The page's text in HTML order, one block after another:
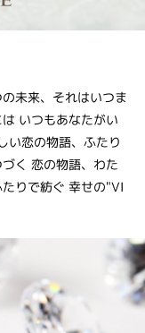
未来、それはいつま
いつもあなたがい
い恋の物語、ふたり
く 恋の物語、わた
りで紡ぐ 幸せの"VI